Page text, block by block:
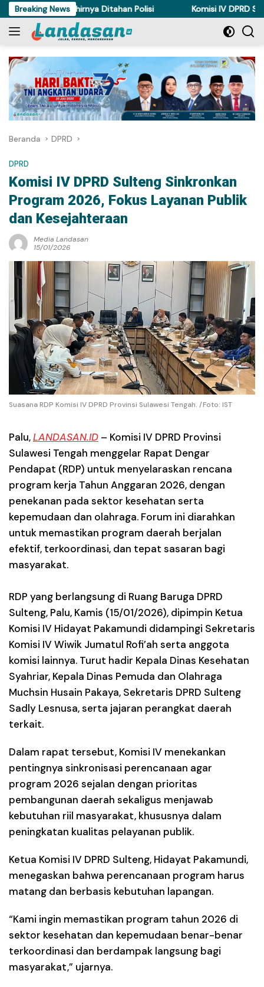
Langsung
ke
konten
Breaking News
Torue Akhirnya Ditahan Polisi Komisi IV DPRD Sulteng
Beranda DPRD
DPRD
Komisi IV DPRD Sulteng Sinkronkan
Program 2026, Fokus Layanan Publik
dan Kesejahteraan
Media Landasan
15/01/2026
Suasana RDP Komisi IV DPRD Provinsi Sulawesi Tengah. /Foto: IST
Palu,LANDASAN.ID – Komisi IV DPRD Provinsi
Sulawesi Tengah menggelar Rapat Dengar
Pendapat (RDP) untuk menyelaraskan rencana
program kerja Tahun Anggaran 2026, dengan
penekanan pada sektor kesehatan serta
kepemudaan dan olahraga. Forum ini diarahkan
untuk memastikan program daerah berjalan
efektif, terkoordinasi, dan tepat sasaran bagi
masyarakat.
RDP yang berlangsung di Ruang Baruga DPRD
Sulteng, Palu, Kamis (15/01/2026), dipimpin Ketua
Komisi IV Hidayat Pakamundi didampingi Sekretaris
Komisi IV Wiwik Jumatul Rofi’ah serta anggota
komisi lainnya. Turut hadir Kepala Dinas Kesehatan
Syahriar, Kepala Dinas Pemuda dan Olahraga
Muchsin Husain Pakaya, Sekretaris DPRD Sulteng
Sadly Lesnusa, serta jajaran perangkat daerah
terkait.
Dalam rapat tersebut, Komisi IV menekankan
pentingnya sinkronisasi perencanaan agar
program 2026 sejalan dengan prioritas
pembangunan daerah sekaligus menjawab
kebutuhan riil masyarakat, khususnya dalam
peningkatan kualitas pelayanan publik.
Ketua Komisi IV DPRD Sulteng, Hidayat Pakamundi,
menegaskan bahwa perencanaan program harus
matang dan berbasis kebutuhan lapangan.
“Kami ingin memastikan program tahun 2026 di
sektor kesehatan dan kepemudaan benar-benar
terkoordinasi dan berdampak langsung bagi
masyarakat,” ujarnya.